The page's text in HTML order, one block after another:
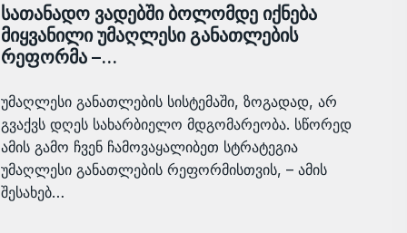
სათანადო ვადებში ბოლომდე იქნება
მიყვანილი უმაღლესი განათლების
რეფორმა –…
უმაღლესი განათლების სისტემაში, ზოგადად, არ
გვაქვს დღეს სახარბიელო მდგომარეობა. სწორედ
ამის გამო ჩვენ ჩამოვაყალიბეთ სტრატეგია
უმაღლესი განათლების რეფორმისთვის, – ამის
შესახებ…